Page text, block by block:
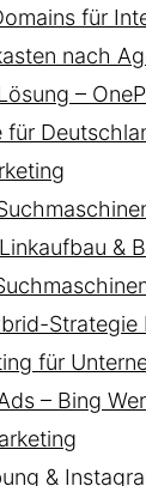
für
nach
–
für
&
Strategie
für
– Bing
&